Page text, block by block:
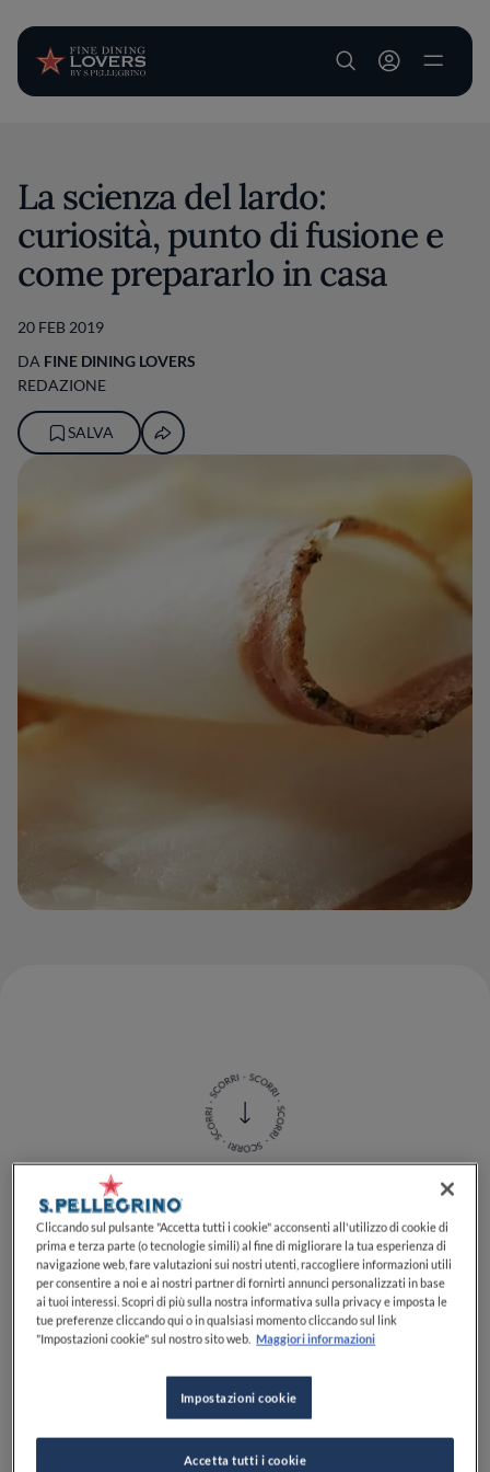
User account
La scienza del lardo:
curiosità, punto di fusione e
come prepararlo in casa
20 FEB 2019
DA FINE DINING LOVERS
REDAZIONE
SALVA
Voluttuoso, saporito, capace di dare un guizzo
organolettico ai nostri piatti, o dinobilitareuna
semplice fetta di pane caldo. ÈSua Maestà il lardo, un
ingrediente di cui spesso si parla ma difficilmente si
conosce. Volendo trovare una definizione, il lardo è
grasso del maiale fatto salume.Il grasso del maiale,
infatti, viene sottoposto al tradizionale
salatura e stagionatura, diventando, di fatto, una
pronta per essere servita o utilizzata a fette
Cliccando sul pulsante "Accetta tutti i cookie" acconsenti all'utilizzo di cookie di
prima e terza parte (o tecnologie simili) al fine di migliorare la tua esperienza di
navigazione web, fare valutazioni sui nostri utenti, raccogliere informazioni utili
per consentire a noi e ai nostri partner di fornirti annunci personalizzati in base
ai tuoi interessi. Scopri di più sulla nostra informativa sulla privacy e imposta le
tue preferenze cliccando qui o in qualsiasi momento cliccando sul link
"Impostazioni cookie" sul nostro sito web. Maggiori informazioni
Impostazioni cookie
Accetta tutti i cookie